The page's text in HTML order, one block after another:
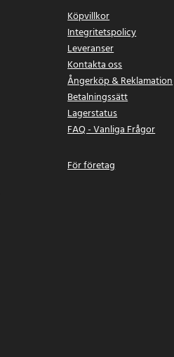
Köpvillkor
Integritetspolicy
Leveranser
Kontakta oss
Ångerköp & Reklamation
Betalningssätt
Lagerstatus
FAQ - Vanliga Frågor
För företag